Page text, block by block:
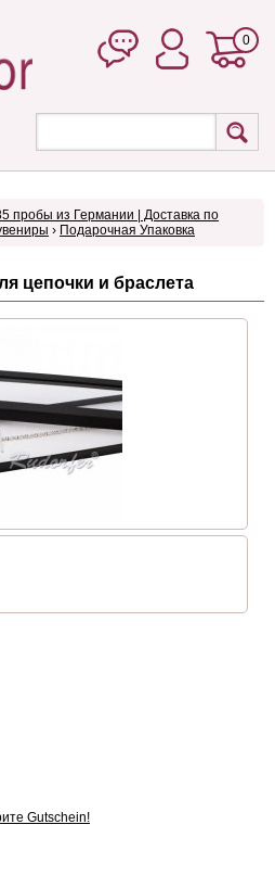
0
пробы из Германии | Доставка по
› Подарочная Упаковка
цепочки и браслета
Gutschein!